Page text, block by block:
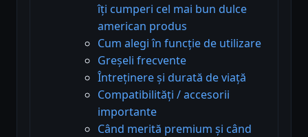
îți cumperi cel mai bun dulce
american produs
Cum alegi în funcție de utilizare
Greșeli frecvente
Întreținere și durată de viață
Compatibilități / accesorii
importante
Când merită premium și când